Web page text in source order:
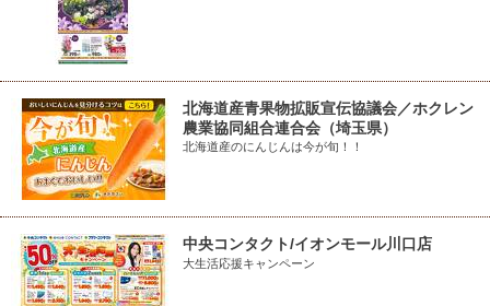
北海道産青果物拡販宣伝協議会／ホクレン
農業協同組合連合会（埼玉県）
北海道産のにんじんは今が旬！！
中央コンタクト/イオンモール川口店
大生活応援キャンペーン